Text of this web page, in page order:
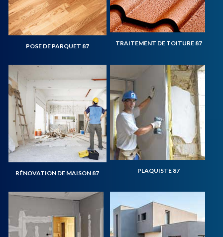
POSE DE PARQUET 87 TRAITEMENT DE TOITURE 87
RÉNOVATION DE MAISON 87 PLAQUISTE 87